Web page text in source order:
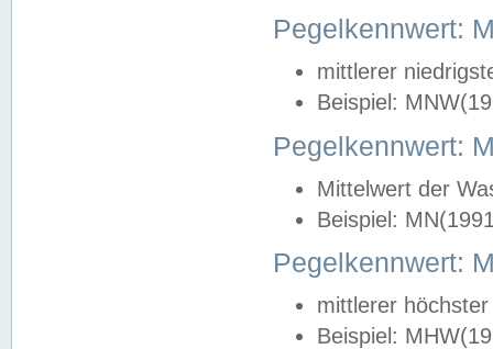
Pegelkennwert:
mittlerer
Beispiel:
Pegelkennwert:
Mittelwert der
Beispiel:
Pegelkennwert:
mittlerer
Beispiel: